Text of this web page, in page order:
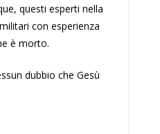
questi esperti nella
con esperienza
è morto.
dubbio che Gesù